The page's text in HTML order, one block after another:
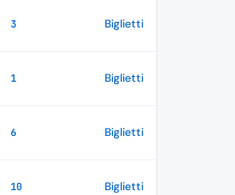
3 Biglietti
1 Biglietti
6 Biglietti
10 Biglietti